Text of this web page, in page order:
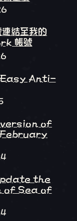
結至我的
帳號
Easy Anti-
of
the
of Sea of